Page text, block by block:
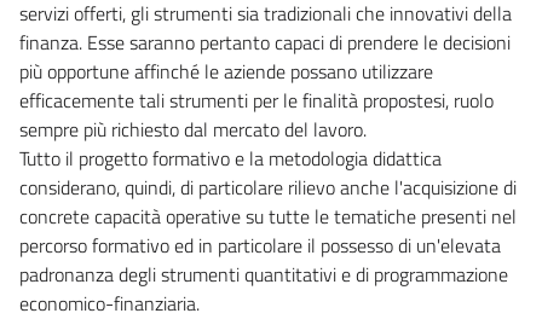
servizi offerti, gli strumenti sia tradizionali che innovativi della
finanza. Esse saranno pertanto capaci di prendere le decisioni
più opportune affinché le aziende possano utilizzare
efficacemente tali strumenti per le finalità propostesi, ruolo
sempre più richiesto dal mercato del lavoro.
Tutto il progetto formativo e la metodologia didattica
considerano, quindi, di particolare rilievo anche l'acquisizione di
concrete capacità operative su tutte le tematiche presenti nel
percorso formativo ed in particolare il possesso di un'elevata
padronanza degli strumenti quantitativi e di programmazione
economico-finanziaria.